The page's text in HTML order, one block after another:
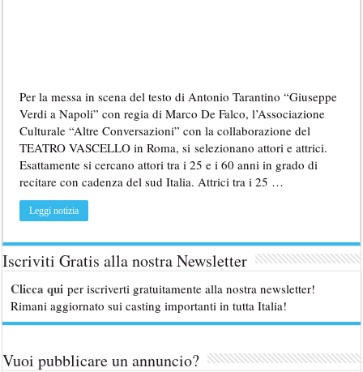
Per la messa in scena del testo di Antonio Tarantino “Giuseppe
Verdi a Napoli” con regia di Marco De Falco, l’Associazione
Culturale “Altre Conversazioni” con la collaborazione del
TEATRO VASCELLO in Roma, si selezionano attori e attrici.
Esattamente si cercano attori tra i 25 e i 60 anni in grado di
recitare con cadenza del sud Italia. Attrici tra i 25 …
Leggi notizia
Iscriviti Gratis alla nostra Newsletter
Clicca qui per iscriverti gratuitamente alla nostra newsletter!
Rimani aggiornato sui casting importanti in tutta Italia!
Vuoi pubblicare un annuncio?